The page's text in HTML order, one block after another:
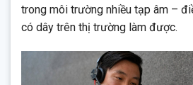
trong môi trường nhiều tạp âm –
có dây trên thị trường làm được.